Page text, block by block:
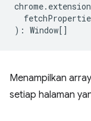
chrome. extension
) : Window[]
Menampilkan
setiap halaman